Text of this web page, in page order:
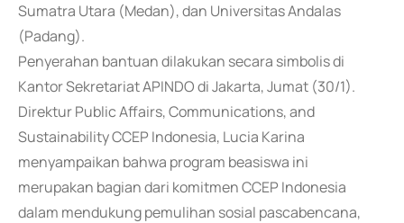
Sumatra Utara (Medan), dan Universitas Andalas
(Padang).
Penyerahan bantuan dilakukan secara simbolis di
Kantor Sekretariat APINDO di Jakarta, Jumat (30/1).
Direktur Public Affairs, Communications, and
Sustainability CCEP Indonesia, Lucia Karina
menyampaikan bahwa program beasiswa ini
merupakan bagian dari komitmen CCEP Indonesia
dalam mendukung pemulihan sosial pascabencana,